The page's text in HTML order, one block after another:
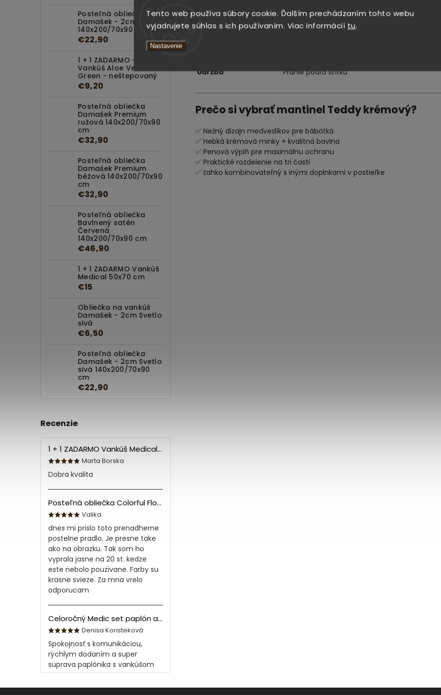
Tento web používa súbory cookie. Ďalším prechádzaním tohto webu
vyjadrujete súhlas s ich používaním. Viac informácií tu.
Nastavenie
Posteľná obliečka
Damašek - 2cm Biela
140x200/70x90 cm
€22,90
1 + 1 ZADARMO -
Vankúš Aloe Vera
Green - neštepovaný
€9,20
Posteľná obliečka
Damašek Premium
ružová 140x200/70x90
cm
€32,90
Posteľná obliečka
Damašek Premium
béžová 140x200/70x90
cm
€32,90
Posteľná obliečka
Bavlnený satén
Červená
140x200/70x90 cm
€46,90
1 + 1 ZADARMO Vankúš
Medical 50x70 cm
€15
Obliečka na vankúš
Damašek - 2cm Svetlo
sivá
€6,50
Posteľná obliečka
Damašek - 2cm Svetlo
sivá 140x200/70x90
cm
€22,90
Recenzie
1 + 1 ZADARMO Vankúš Medical 70x90 cm
Marta Borska
Dobra kvalita
Posteľná obliečka Colorful Flowers Modrá 140x200/70x90 cm
Valika
dnes mi prislo toto prenadherne
postelne pradlo. Je presne take
ako na obrazku. Tak som ho
vyprala jasne na 20 st. kedze
este nebolo pouzivane. Farby su
krasne svieze. Za mna vrelo
odporucam
Celoročný Medic set paplón a vankúš z bavlny
Denisa Koristeková
Spokojnosť s komunikáciou,
rýchlym dodaním a super
suprava paplónika s vankúšom
Výplň
Mäkká pena
Rozmer
180 (60x60x60 cm) × 30 cm výška
Údržba
Pranie podľa štítku
Prečo si vybrať mantinel Teddy krémový?
✅ Nežný dizajn medvedíkov pre bábätká
✅ Hebká krémová minky + kvalitná bavlna
✅ Penová výplň pre maximálnu ochranu
✅ Praktické rozdelenie na tri časti
✅ Ľahko kombinovateľný s inými doplnkami v postieľke